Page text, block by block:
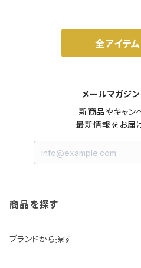
全アイテ
メールマガジ
新商品やキャン
最新情報をお届
商品を探す
ブランドから探す